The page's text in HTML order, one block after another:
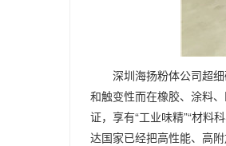
深圳海扬粉体公司超
和触变性而在橡胶、涂料
证，享有“工业味精”“材料
达国家已经把高性能、高